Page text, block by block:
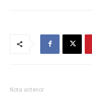
Nota anterior